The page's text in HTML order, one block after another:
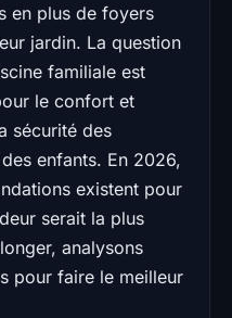
en plus de foyers
jardin. La question
familiale est
le confort et
sécurité des
enfants. En 2026,
existent pour
serait la plus
analysons
pour faire le meilleur